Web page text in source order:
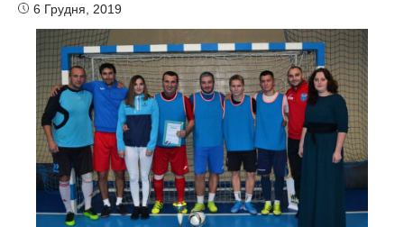
6 Грудня, 2019